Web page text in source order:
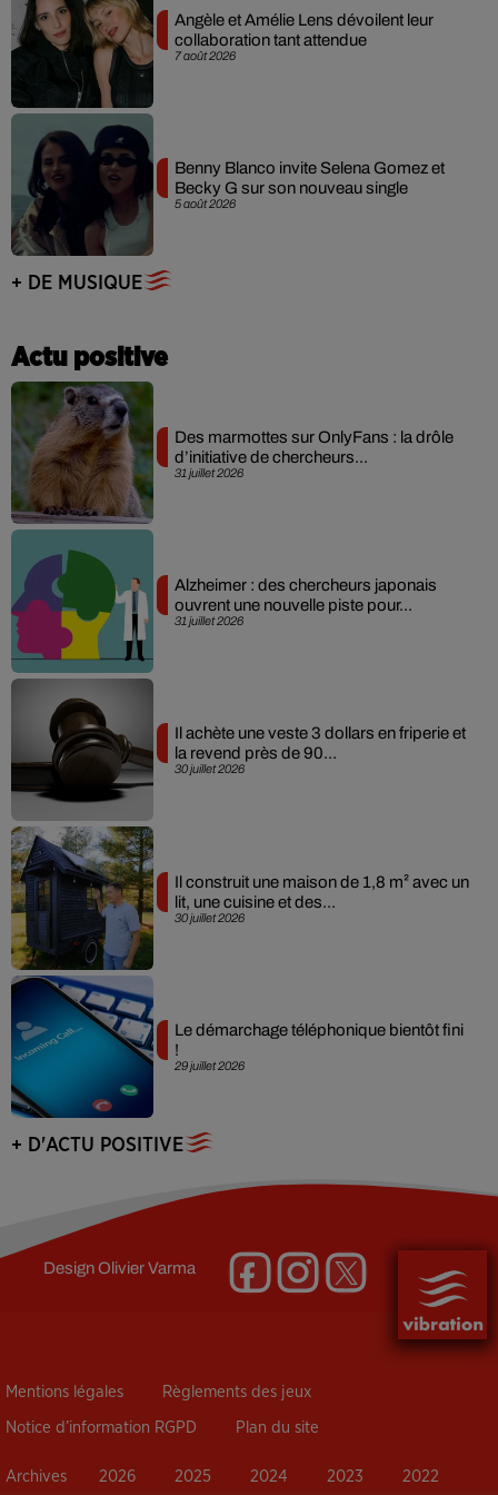
7 août 2026
Angèle et Amélie Lens dévoilent leur
collaboration tant attendue
5 août 2026
Benny Blanco invite Selena Gomez et
Becky G sur son nouveau single
+ DE MUSIQUE
Actu positive
31 juillet 2026
Des marmottes sur OnlyFans : la drôle
d’initiative de chercheurs...
31 juillet 2026
Alzheimer : des chercheurs japonais
ouvrent une nouvelle piste pour...
30 juillet 2026
Il achète une veste 3 dollars en friperie et
la revend près de 90...
30 juillet 2026
Il construit une maison de 1,8 m² avec un
lit, une cuisine et des...
29 juillet 2026
Le démarchage téléphonique bientôt fini
!
+ D'ACTU POSITIVE
DesignOlivier Varma
Mentions légales Règlements des jeux
Notice d’information RGPD Plan du site
Archives 2026 2025 2024 2023 2022